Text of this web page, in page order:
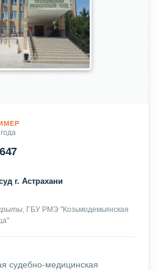
г. Астрахани
, ГБУ РМЭ "Козьмодемьянская
судебно-медицинская